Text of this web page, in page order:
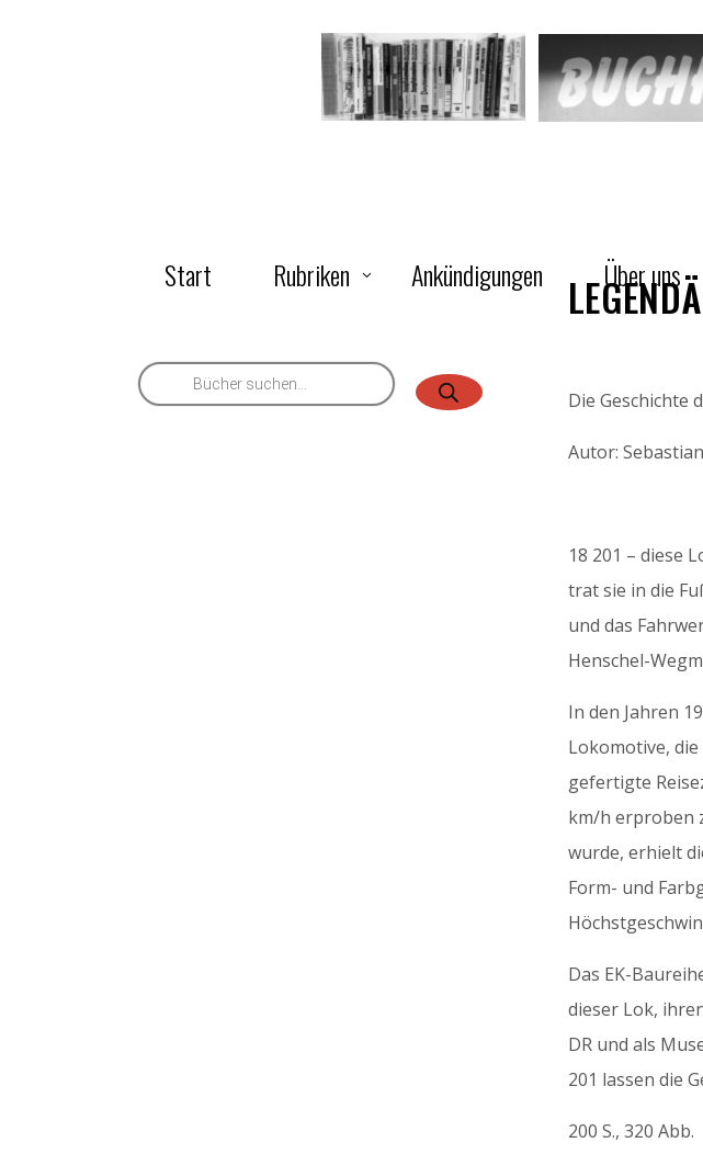
Start Rubriken Ankündigungen Über uns
Products
search
Die Geschichte
Autor:
18 201 – diese
trat sie in die
und das
Henschel-
In den Jahren
Lokomotive,
gefertigte
km/h erproben
wurde, erhielt
Form- und
Das EK-
dieser Lok,
DR und als
201 lassen die
200 S., 320 Abb.